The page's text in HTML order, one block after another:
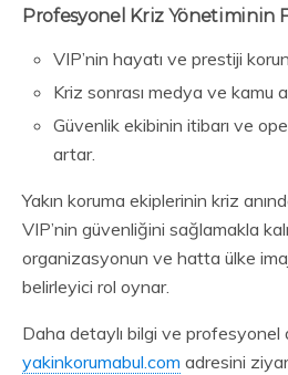
Profesyonel Kriz Yönetiminin
VIP’nin hayatı ve prestiji
Kriz sonrası medya ve kamu
Güvenlik ekibinin itibarı ve
artar.
Yakın koruma ekiplerinin kriz
VIP’nin güvenliğini sağlamakla
organizasyonun ve hatta ülke
belirleyici rol oynar.
Daha detaylı bilgi ve profesyonel
yakinkorumabul.com adresini